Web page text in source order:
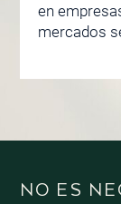
en
mercados
NO ES